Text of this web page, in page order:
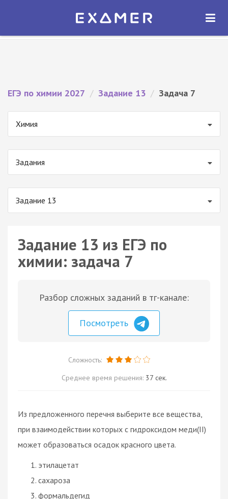
Экзамер — ЕГЭ 2027
ОТКРЫТЬ
ЕГЭ по химии 2027 / Задание 13 / Задача 7
Химия
Задания
Задание 13
Задание 13 из ЕГЭ по
химии: задача 7
Разбор сложных заданий в тг-канале:
Посмотреть
Сложность:
Среднее время решения: 37 сек.
Из предложенного перечня выберите все вещества,
при взаимодействии которых с гидроксидом меди(II)
может образоваться осадок красного цвета.
этилацетат
сахароза
формальдегид